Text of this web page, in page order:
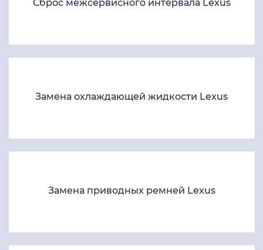
Сброс межсервисного интервала Lexus
Замена охлаждающей жидкости Lexus
Замена приводных ремней Lexus